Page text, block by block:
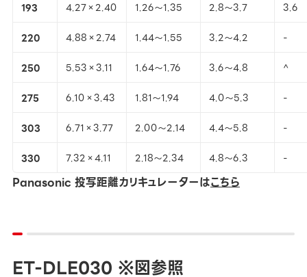
193 4.27×2.40 1.26～1.35 2.8～3.7 3.6
220 4.88×2.74 1.44～1.55 3.2～4.2 -
250 5.53×3.11 1.64～1.76 3.6～4.8 ^
275 6.10×3.43 1.81～1.94 4.0～5.3 -
303 6.71×3.77 2.00～2.14 4.4～5.8 -
330 7.32×4.11 2.18～2.34 4.8～6.3 -
Panasonic 投写距離カリキュレーターはこちら
ET-DLE030 ※図参照